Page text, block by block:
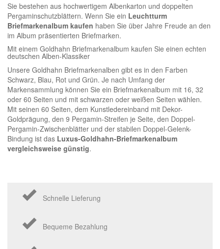
Sie bestehen aus hochwertigem Albenkarton und doppelten
Pergaminschutzblättern. Wenn Sie ein Leuchtturm
Briefmarkenalbum kaufen haben Sie über Jahre Freude an den
im Album präsentierten Briefmarken.
Mit einem Goldhahn Briefmarkenalbum kaufen Sie einen echten
deutschen Alben-Klassiker
Unsere Goldhahn Briefmarkenalben gibt es in den Farben
Schwarz, Blau, Rot und Grün. Je nach Umfang der
Markensammlung können Sie ein Briefmarkenalbum mit 16, 32
oder 60 Seiten und mit schwarzen oder weißen Seiten wählen.
Mit seinen 60 Seiten, dem Kunstledereinband mit Dekor-
Goldprägung, den 9 Pergamin-Streifen je Seite, den Doppel-
Pergamin-Zwischenblätter und der stabilen Doppel-Gelenk-
Bindung ist das Luxus-Goldhahn-Briefmarkenalbum
vergleichsweise günstig.
Schnelle Lieferung
Bequeme Bezahlung